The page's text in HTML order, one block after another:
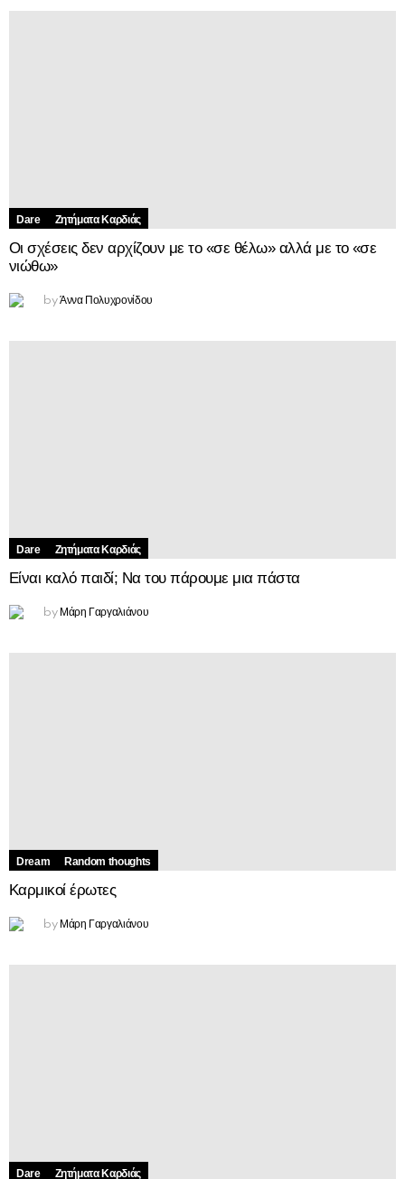
Dare Ζητήματα Kαρδιάς
Οι σχέσεις δεν αρχίζουν με το «σε θέλω» αλλά με το «σε
νιώθω»
by Άννα Πολυχρονίδου
Dare Ζητήματα Kαρδιάς
Είναι καλό παιδί; Να του πάρουμε μια πάστα
by Μάρη Γαργαλιάνου
Dream Random thoughts
Καρμικοί έρωτες
by Μάρη Γαργαλιάνου
Dare Ζητήματα Kαρδιάς